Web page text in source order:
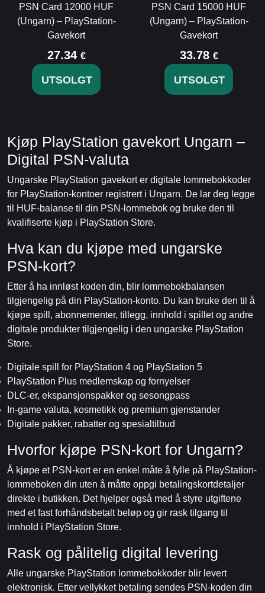
PSN Card 12000 HUF
(Ungarn) – PlayStation-
Gavekort
27.34 €
UTSOLGT
PSN Card 15000 HUF
(Ungarn) – PlayStation-
Gavekort
33.78 €
UTSOLGT
Kjøp PlayStation gavekort Ungarn –
Digital PSN-valuta
Ungarske PlayStation gavekort er digitale lommebokkoder
for PlayStation-kontoer registrert i Ungarn. De lar deg legge
til HUF-balanse til din PSN-lommebok og bruke den til
kvalifiserte kjøp i PlayStation Store.
Hva kan du kjøpe med ungarske
PSN-kort?
Etter å ha innløst koden din, blir lommebokbalansen
tilgjengelig på din PlayStation-konto. Du kan bruke den til å
kjøpe spill, abonnementer, tillegg, innhold i spillet og andre
digitale produkter tilgjengelig i den ungarske PlayStation
Store.
Digitale spill for PlayStation 4 og PlayStation 5
PlayStation Plus medlemskap og fornyelser
DLC-er, ekspansjonspakker og sesongpass
In-game valuta, kosmetikk og premium gjenstander
Digitale pakker, rabatter og spesialtilbud
Hvorfor kjøpe PSN-kort for Ungarn?
Å kjøpe et PSN-kort er en enkel måte å fylle på PlayStation-
lommeboken din uten å måtte oppgi betalingskortdetaljer
direkte i butikken. Det hjelper også med å styre utgiftene
med et fast forhåndsbetalt beløp og gir rask tilgang til
innhold i PlayStation Store.
Rask og pålitelig digital levering
Alle ungarske PlayStation lommebokkoder blir levert
elektronisk. Etter vellykket betaling sendes PSN-koden din